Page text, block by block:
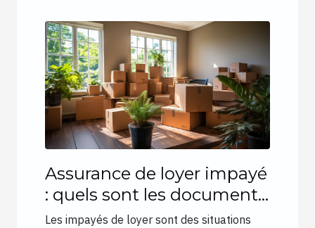
Assurance de loyer impayé
: quels sont les documents
indispensables à fournir ?
Les impayés de loyer sont des situations